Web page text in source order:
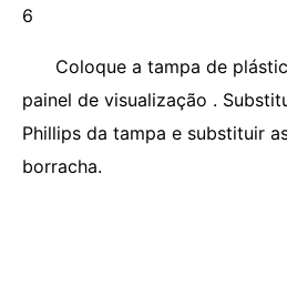
6
Coloque a tampa de
painel de visualização .
Phillips da tampa e substituir
borracha.